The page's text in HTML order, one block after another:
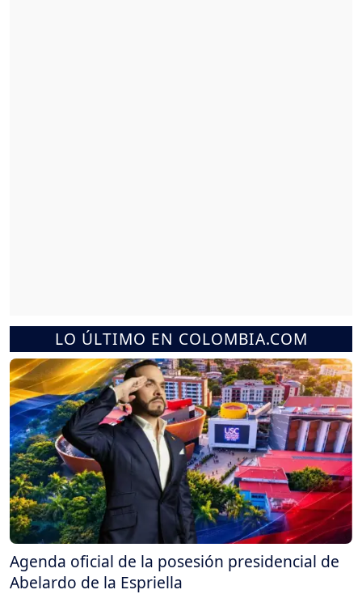
LO ÚLTIMO EN COLOMBIA.COM
Agenda oficial de la posesión presidencial de
Abelardo de la Espriella